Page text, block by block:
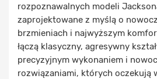
rozpoznawalnych modeli
zaprojektowane z myślą o
brzmieniach i najwyższym
łączą klasyczny, agresywny
precyzyjnym wykonaniem i
rozwiązaniami, których oczekują